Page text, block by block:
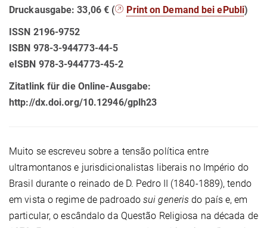
Druckausgabe: 33,06 € (
Print on Demand bei ePubli)
ISSN 2196-9752
ISBN 978-3-944773-44-5
eISBN 978-3-944773-45-2
Zitatlink für die Online-Ausgabe:
http://dx.doi.org/10.12946/gplh23
Muito se escreveu sobre a tensão política entre
ultramontanos e jurisdicionalistas liberais no Império do
Brasil durante o reinado de D. Pedro II (1840-1889), tendo
em vista o regime de padroadosui generis do país e, em
particular, o escândalo da Questão Religiosa na década de